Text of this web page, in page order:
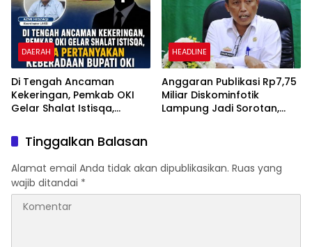
DAERAH
Di Tengah Ancaman
Kekeringan, Pemkab OKI
Gelar Shalat Istisqa,
Keberadaan Bupati OKI
HEADLINE
Anggaran Publikasi Rp7,75
Miliar Diskominfotik
Lampung Jadi Sorotan,
Tinggalkan Balasan
Alamat email Anda tidak akan dipublikasikan. Ruas yang
wajib ditandai *